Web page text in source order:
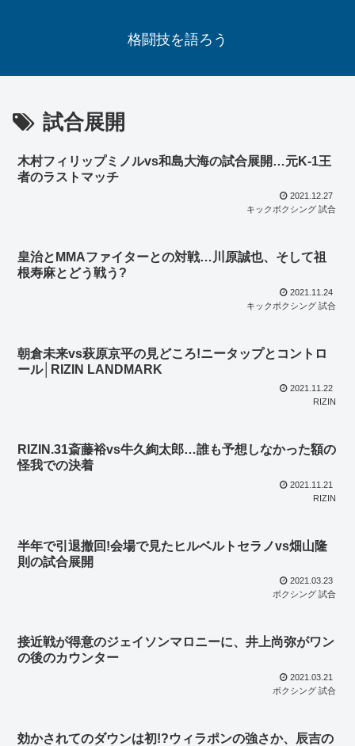
格闘技を語ろう
試合展開
木村フィリップミノルvs和島大海の試合展開…元K-1王
者のラストマッチ
2021.12.27
キックボクシング 試合
皇治とMMAファイターとの対戦…川原誠也、そして祖
根寿麻とどう戦う?
2021.11.24
キックボクシング 試合
朝倉未来vs萩原京平の見どころ!ニータップとコントロ
ール│RIZIN LANDMARK
2021.11.22
RIZIN
RIZIN.31斎藤裕vs牛久絢太郎…誰も予想しなかった額の
怪我での決着
2021.11.21
RIZIN
半年で引退撤回!会場で見たヒルベルトセラノvs畑山隆
則の試合展開
2021.03.23
ボクシング 試合
接近戦が得意のジェイソンマロニーに、井上尚弥がワン
の後のカウンター
2021.03.21
ボクシング 試合
効かされてのダウンは初!?ウィラポンの強さか、辰吉の